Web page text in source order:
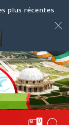
plus récentes
0